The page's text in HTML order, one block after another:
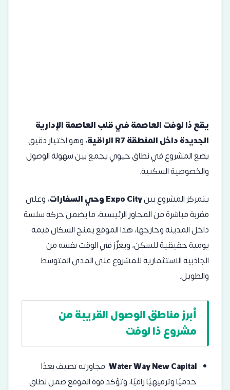
يقع ذا لوفت العاصمةفي قلب العاصمة الإدارية
الجديدة داخلالمنطقة R7 الراقية، وهو اختيار دقيق
يضع المشروع في نطاق حيوي يجمع بين سهولة الوصول
والخصوصية السكنية.
يتمركز المشروع بينExpo City وحي السفارات
، وعلى
مقربة مباشرة من المحاور الرئيسية، ما يضمن حركة سلسة
داخل المدينة وخارجها، هذا الموقع يمنح السكان قيمة
يومية حقيقية للسكن، ويعزّز في الوقت نفسه من
الجاذبية الاستثمارية للمشروع على المدى المتوسط
والطويل.
أبرز مناطق الوصول القريبة من
مشروع ذا لوفت
Water Way New Capital: مجاورته تضيف بعدًا
خدميًا وترفيهيًا راقيًا، وتؤكد قوة الموقع ضمن نطاق